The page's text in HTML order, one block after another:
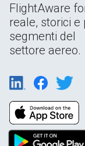
FlightAware
reale, storici e
segmenti del
settore aereo.